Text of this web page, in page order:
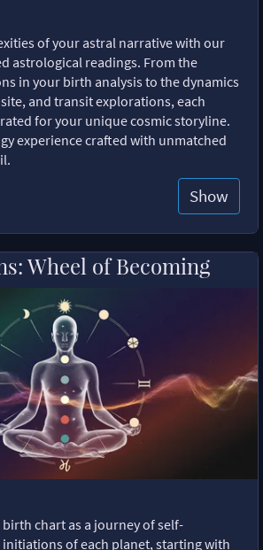
of your astral narrative with our
astrological readings. From the
in your birth analysis to the dynamics
and transit explorations, each
for your unique cosmic storyline.
experience crafted with unmatched
Show
Wheel of Becoming
chart as a journey of self-
initiations of each planet, starting with